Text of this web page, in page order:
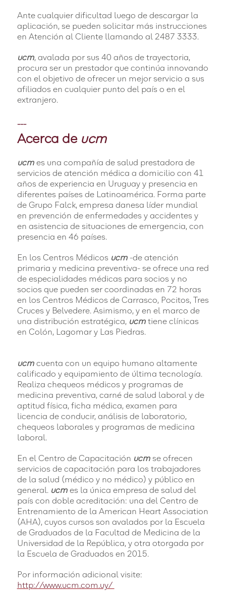
Ante cualquier dificultad luego de descargar la
aplicación, se pueden solicitar más instrucciones
en Atención al Cliente llamando al 2487 3333.
ucm, avalada por sus 40 años de trayectoria,
procura ser un prestador que continúa innovando
con el objetivo de ofrecer un mejor servicio a sus
afiliados en cualquier punto del país o en el
extranjero.
---
Acerca de ucm
ucm es una compañía de salud prestadora de
servicios de atención médica a domicilio con 41
años de experiencia en Uruguay y presencia en
diferentes países de Latinoamérica. Forma parte
de Grupo Falck, empresa danesa líder mundial
en prevención de enfermedades y accidentes y
en asistencia de situaciones de emergencia, con
presencia en 46 países.
En los Centros Médicos ucm-de atención
primaria y medicina preventiva- se ofrece una red
de especialidades médicas para socios y no
socios que pueden ser coordinadas en 72 horas
en los Centros Médicos de Carrasco, Pocitos, Tres
Cruces y Belvedere. Asimismo, y en el marco de
una distribución estratégica, ucmtiene clínicas
en Colón, Lagomar y Las Piedras.
ucmcuenta con un equipo humano altamente
calificado y equipamiento de última tecnología.
Realiza chequeos médicos y programas de
medicina preventiva, carné de salud laboral y de
aptitud física, ficha médica, examen para
licencia de conducir, análisis de laboratorio,
chequeos laborales y programas de medicina
laboral.
En el Centro de Capacitación ucm se ofrecen
servicios de capacitación para los trabajadores
de la salud (médico y no médico) y público en
general. ucmes la única empresa de salud del
país con doble acreditación: una del Centro de
Entrenamiento de la American Heart Association
(AHA), cuyos cursos son avalados por la Escuela
de Graduados de la Facultad de Medicina de la
Universidad de la República, y otra otorgada por
la Escuela de Graduados en 2015.
Por información adicional visite:
http://www.ucm.com.uy/